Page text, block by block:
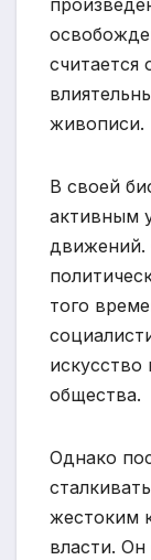
живописи.
В своей
активным
движений.
того
общества.
Однако
жестоким
власти.